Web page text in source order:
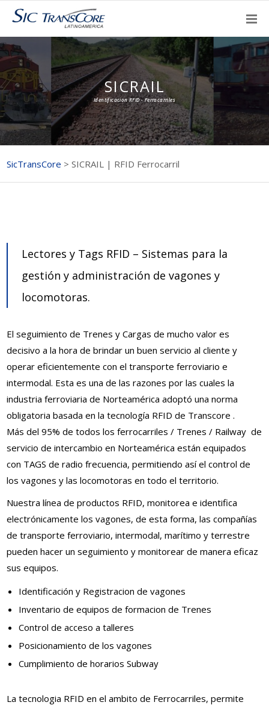
SICRAIL
Identificacion RFID - Ferrocarriles
SicTransCore >SICRAIL | RFID Ferrocarril
Lectores y Tags RFID – Sistemas para la
gestión y administración de vagones y
locomotoras.
El seguimiento de Trenes y Cargas de mucho valor es
decisivo a la hora de brindar un buen servicio al cliente y
operar eficientemente con el transporte ferroviario e
intermodal. Esta es una de las razones por las cuales la
industria ferroviaria de Norteamérica adoptó una norma
obligatoria basada en la tecnología RFID de Transcore .
Más del 95% de todos los ferrocarriles / Trenes / Railway de
servicio de intercambio en Norteamérica están equipados
con TAGS de radio frecuencia, permitiendo así el control de
los vagones y las locomotoras en todo el territorio.
Nuestra línea de productos RFID, monitorea e identifica
electrónicamente los vagones, de esta forma, las compañías
de transporte ferroviario, intermodal, marítimo y terrestre
pueden hacer un seguimiento y monitorear de manera eficaz
sus equipos.
Identificación y Registracion de vagones
Inventario de equipos de formacion de Trenes
Control de acceso a talleres
Posicionamiento de los vagones
Cumplimiento de horarios Subway
La tecnologia RFID en el ambito de Ferrocarriles, permite